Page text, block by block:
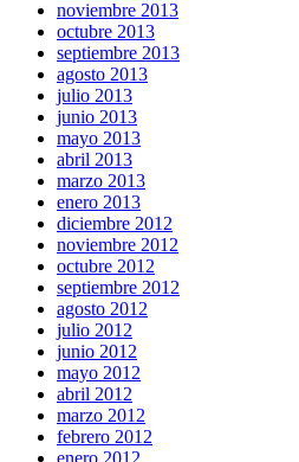
noviembre 2013
octubre 2013
septiembre 2013
agosto 2013
julio 2013
junio 2013
mayo 2013
abril 2013
marzo 2013
enero 2013
diciembre 2012
noviembre 2012
octubre 2012
septiembre 2012
agosto 2012
julio 2012
junio 2012
mayo 2012
abril 2012
marzo 2012
febrero 2012
enero 2012